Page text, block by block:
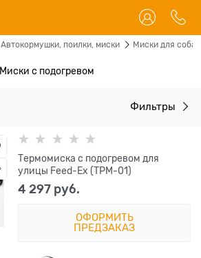
Автокормушки, поилки, миски Миски для собак
Миски с подогревом
Фильтры
Термомиска с подогревом для
улицы Feed-Ex (TРМ-01)
4 297 руб.
ОФОРМИТЬ
ПРЕДЗАКАЗ